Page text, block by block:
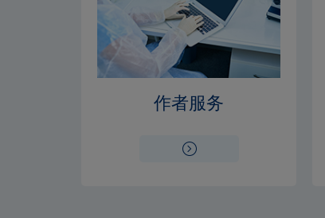
作者服务